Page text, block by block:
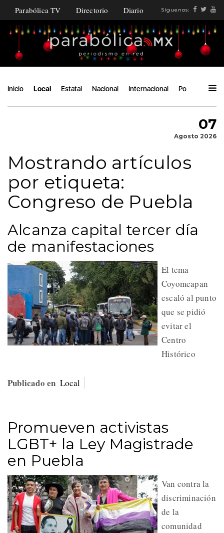
Parabólica TV Directorio Diario Síguenos:
Inicio Local Estatal Nacional Internacional Política
07
Agosto 2026
Mostrando artículos
por etiqueta:
Congreso de Puebla
Alcanza capital tercer día
de manifestaciones
El tema
Coyomeapan
escaló al punto
que se pidió
evitar el
Centro
Histórico
Publicado en Local
Promueven activistas
LGBT+ la Ley Magistrade
en Puebla
Van contra la
discriminación
de la
comunidad